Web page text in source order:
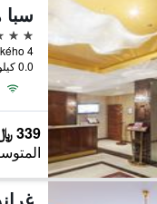
سبا
4 نجوم
0.0 كيلومتر عن وسط المدينة
339 ﷼